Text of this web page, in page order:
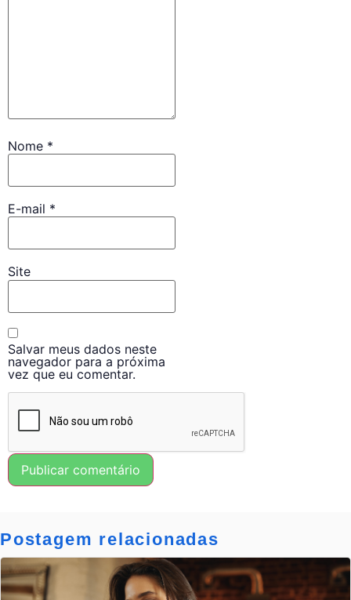
Nome *
E-mail *
Site
Salvar meus dados neste
navegador para a próxima
vez que eu comentar.
Postagem relacionadas